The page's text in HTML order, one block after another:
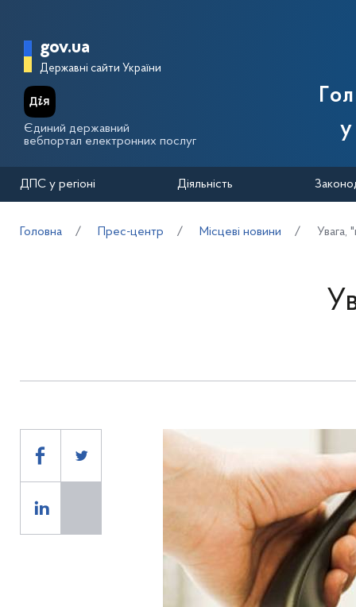
Головна сторінка Державної
gov.ua
Державні сайти України
Єдиний державний
вебпортал електронних послуг
ДПС у регіоні Діяльність
Головна Прес-центр Місцеві новини Увага,